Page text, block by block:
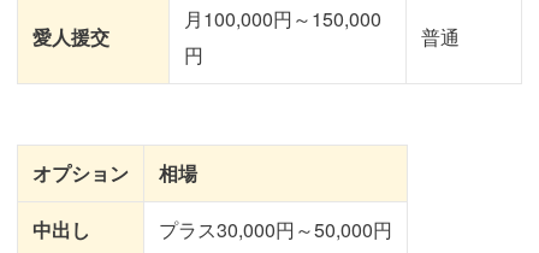
愛人援交
月100,000円～150,000
円
普通
オプション 相場
中出し プラス30,000円～50,000円